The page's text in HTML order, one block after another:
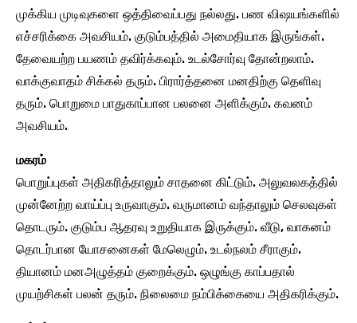
முக்கிய முடிவுகளை ஒத்திவைப்பது நல்லது. பண விஷயங்களில்
எச்சரிக்கை அவசியம். குடும்பத்தில் அமைதியாக இருங்கள்.
தேவையற்ற பயணம் தவிர்க்கவும். உடல்சோர்வு தோன்றலாம்.
வாக்குவாதம் சிக்கல் தரும். பிரார்த்தனை மனதிற்கு தெளிவு
தரும். பொறுமை பாதுகாப்பான பலனை அளிக்கும். கவனம்
அவசியம்.
மகரம்
பொறுப்புகள் அதிகரித்தாலும் சாதனை கிட்டும். அலுவலகத்தில்
முன்னேற்ற வாய்ப்பு உருவாகும். வருமானம் வந்தாலும் செலவுகள்
தொடரும். குடும்ப ஆதரவு உறுதியாக இருக்கும். வீடு, வாகனம்
தொடர்பான யோசனைகள் மேலெழும். உடல்நலம் சீராகும்.
தியானம் மனஅழுத்தம் குறைக்கும். ஒழுங்கு காப்பதால்
முயற்சிகள் பலன் தரும். நிலைமை நம்பிக்கையை அதிகரிக்கும்.